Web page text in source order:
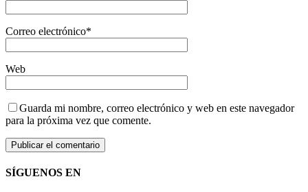
Correo electrónico*
Web
Guarda mi nombre, correo electrónico y web en este navegador
para la próxima vez que comente.
SÍGUENOS EN